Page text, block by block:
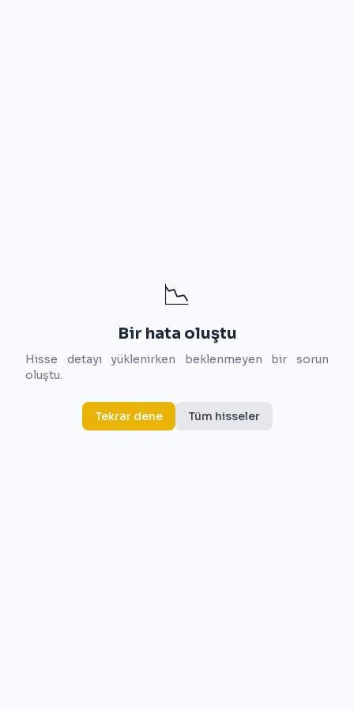
📉
Bir hata oluştu
Hisse detayı yüklenirken beklenmeyen bir sorun
oluştu.
Tekrar dene Tüm hisseler